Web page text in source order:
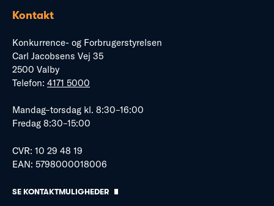
Kontakt
Konkurrence- og Forbrugerstyrelsen
Carl Jacobsens Vej 35
2500 Valby
Telefon: 4171 5000
Mandag–torsdag kl. 8:30–16:00
Fredag 8:30–15:00
CVR: 10 29 48 19
EAN: 5798000018006
SE KONTAKTMULIGHEDER